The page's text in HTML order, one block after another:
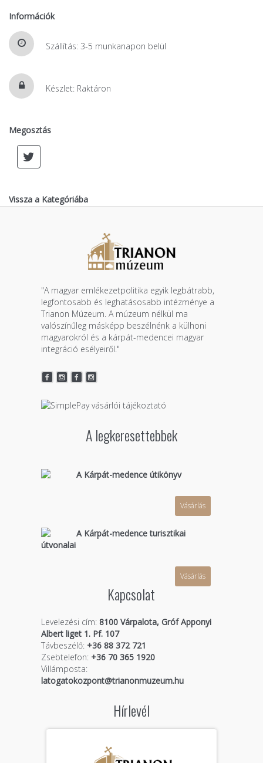
Információk
Szállítás: 3-5 munkanapon belül
Készlet: Raktáron
Megosztás
Vissza a Kategóriába
"A magyar emlékezetpolitika egyik legbátrabb,
legfontosabb és leghatásosabb intézménye a
Trianon Múzeum. A múzeum nélkül ma
valószínűleg másképp beszélnénk a külhoni
magyarokról és a kárpát-medencei magyar
integráció esélyeiről."
A legkeresettebbek
A Kárpát-medence útikönyv
Vásárlás
A Kárpát-medence turisztikai
útvonalai
Vásárlás
Kapcsolat
Levelezési cím: 8100 Várpalota, Gróf Apponyi
Albert liget 1. Pf. 107
Távbeszélő:+36 88 372 721
Zsebtelefon:+36 70 365 1920
Villámposta:
latogatokozpont@trianonmuzeum.hu
Hírlevél